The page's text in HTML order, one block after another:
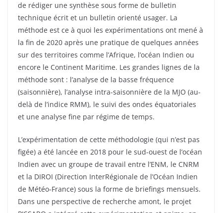
de rédiger une synthèse sous forme de bulletin
technique écrit et un bulletin orienté usager. La
méthode est ce à quoi les expérimentations ont mené à
la fin de 2020 après une pratique de quelques années
sur des territoires comme l’Afrique, l’océan Indien ou
encore le Continent Maritime. Les grandes lignes de la
méthode sont : l’analyse de la basse fréquence
(saisonnière), l’analyse intra-saisonnière de la MJO (au-
delà de l’indice RMM), le suivi des ondes équatoriales
et une analyse fine par régime de temps.
L’expérimentation de cette méthodologie (qui n’est pas
figée) a été lancée en 2018 pour le sud-ouest de l’océan
Indien avec un groupe de travail entre l’ENM, le CNRM
et la DIROI (Direction InterRégionale de l’Océan Indien
de Météo-France) sous la forme de briefings mensuels.
Dans une perspective de recherche amont, le projet